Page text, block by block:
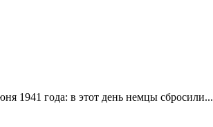
1941 года: в этот день немцы сбросили...